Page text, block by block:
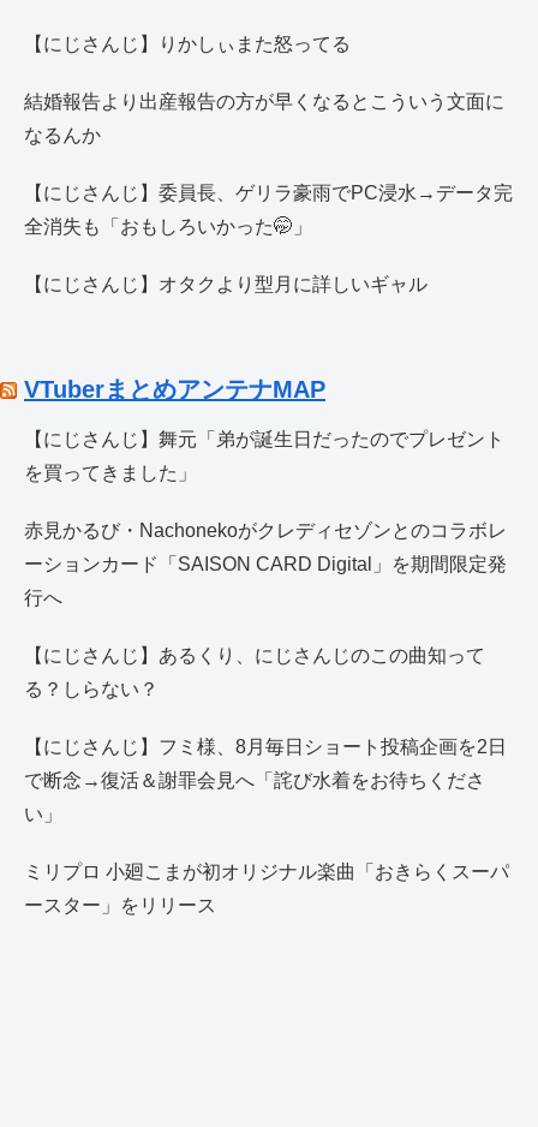
【にじさんじ】りかしぃまた怒ってる
結婚報告より出産報告の方が早くなるとこういう文面に
なるんか
【にじさんじ】委員長、ゲリラ豪雨でPC浸水→データ完
全消失も「おもしろいかった🤭」
【にじさんじ】オタクより型月に詳しいギャル
VTuberまとめアンテナMAP
【にじさんじ】舞元「弟が誕生日だったのでプレゼント
を買ってきました」
赤見かるび・Nachonekoがクレディセゾンとのコラボレ
ーションカード「SAISON CARD Digital」を期間限定発
行へ
【にじさんじ】あるくり、にじさんじのこの曲知って
る？しらない？
【にじさんじ】フミ様、8月毎日ショート投稿企画を2日
で断念→復活＆謝罪会見へ「詫び水着をお待ちくださ
い」
ミリプロ 小廻こまが初オリジナル楽曲「おきらくスーパ
ースター」をリリース